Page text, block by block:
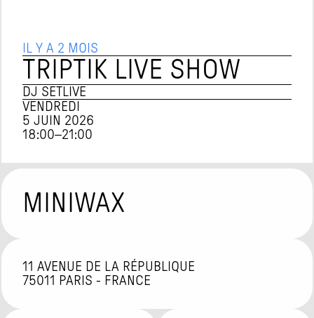
IL Y A 2 MOIS
TRIPTIK LIVE SHOW
DJ SETLIVE
VENDREDI
5 JUIN 2026
18:00–21:00
MINIWAX
11 AVENUE DE LA RÉPUBLIQUE
75011 PARIS - FRANCE